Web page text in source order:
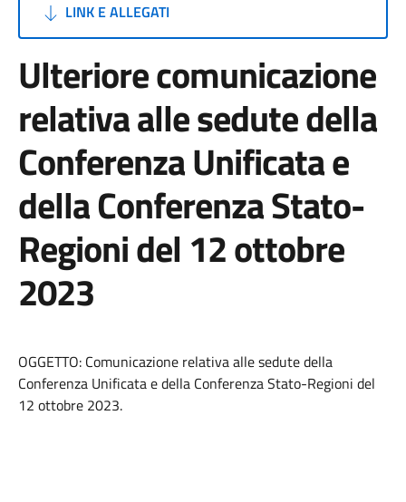
LINK E ALLEGATI
Ulteriore comunicazione
relativa alle sedute della
Conferenza Unificata e
della Conferenza Stato-
Regioni del 12 ottobre
2023
OGGETTO: Comunicazione relativa alle sedute della
Conferenza Unificata e della Conferenza Stato-Regioni del
12 ottobre 2023.